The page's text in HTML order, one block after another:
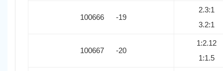
100666 -19
2.3:1
3.2:1
100667 -20
1:2.12
1:1.5